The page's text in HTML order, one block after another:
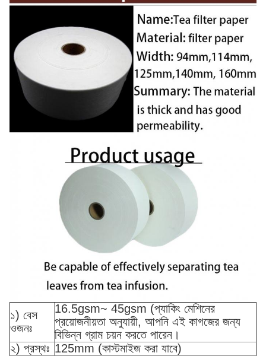
১) বেস
ওজনঃ
16.5gsm~ 45gsm (প্যাকিং মেশিনের
প্রয়োজনীয়তা অনুযায়ী, আপনি এই কাগজের জন্য
বিভিন্ন গ্রাম চয়ন করতে পারেন।
২) প্রস্থঃ 125mm (কাস্টমাইজ করা যাবে)